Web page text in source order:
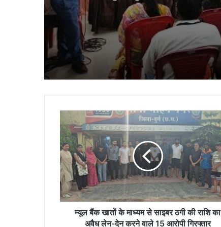
आयोजन…
म्यूल
बैंक
खातों
के
माध्यम
से
साइबर
ठगी
की
म्यूल बैंक खातों के माध्यम से साइबर ठगी की राशि का
अवैध लेन-देन करने वाले 15 आरोपी गिरफ्तार